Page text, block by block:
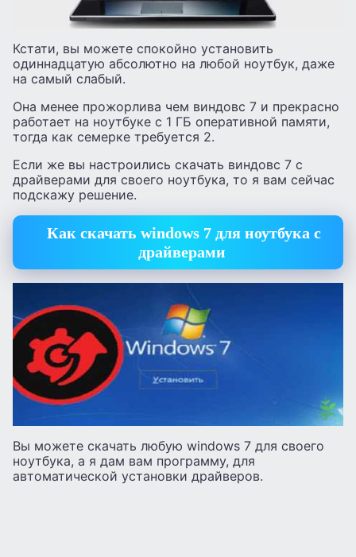
Кстати, вы можете спокойно установить
одиннадцатую абсолютно на любой ноутбук, даже
на самый слабый.
Она менее прожорлива чем виндовс 7 и прекрасно
работает на ноутбуке с 1 ГБ оперативной памяти,
тогда как семерке требуется 2.
Если же вы настроились скачать виндовс 7 с
драйверами для своего ноутбука, то я вам сейчас
подскажу решение.
Как скачать windows 7 для ноутбука с
драйверами
Вы можете скачать любую windows 7 для своего
ноутбука, а я дам вам программу, для
автоматической установки драйверов.